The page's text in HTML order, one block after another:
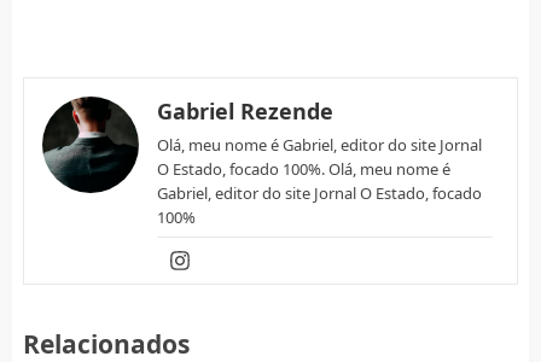
Gabriel Rezende
Olá, meu nome é Gabriel, editor do site Jornal
O Estado, focado 100%. Olá, meu nome é
Gabriel, editor do site Jornal O Estado, focado
100%
Relacionados